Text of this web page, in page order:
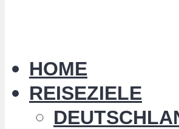
HOME
REISEZIELE